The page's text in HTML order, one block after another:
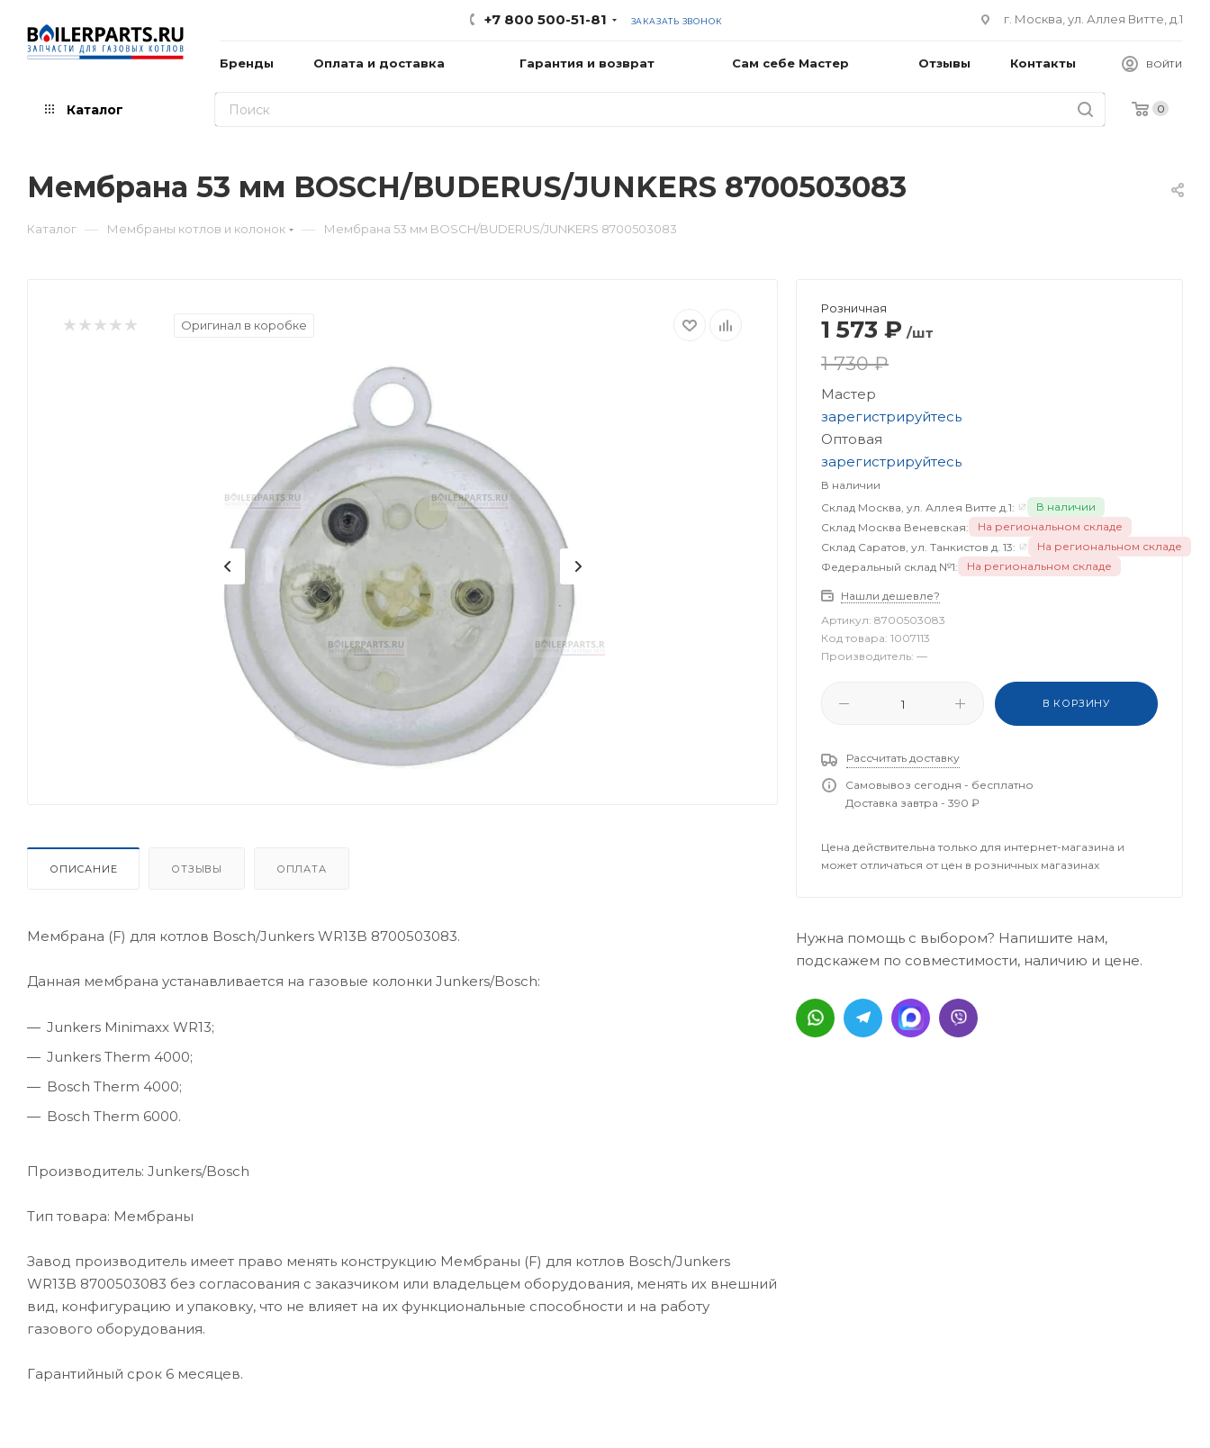
+7 800 500-51-81 ЗАКАЗАТЬ ЗВОНОК г. Москва, ул. Аллея Витте, д.1
Бренды Оплата и доставка Гарантия и возврат Сам себе Мастер Отзывы Контакты ВОЙТИ
Каталог 0
Мембрана 53 мм BOSCH/BUDERUS/JUNKERS 8700503083
Каталог — Мембраны котлов и колонок — Мембрана 53 мм BOSCH/BUDERUS/JUNKERS 8700503083
Оригинал в коробке
ОПИСАНИЕ ОТЗЫВЫ ОПЛАТА
Мембрана (F) для котлов Bosch/Junkers WR13B 8700503083.
Данная мембрана устанавливается на газовые колонки Junkers/Bosch:
Junkers Minimaxx WR13;
Junkers Therm 4000;
Bosch Therm 4000;
Bosch Therm 6000.
Производитель: Junkers/Bosch
Тип товара: Мембраны
Завод производитель имеет право менять конструкцию Мембраны (F) для котлов Bosch/Junkers
WR13B 8700503083 без согласования с заказчиком или владельцем оборудования, менять их внешний
вид, конфигурацию и упаковку, что не влияет на их функциональные способности и на работу
газового оборудования.
Гарантийный срок 6 месяцев.
Розничная
1 573 ₽ /шт
1 730 ₽
Мастер
зарегистрируйтесь
Оптовая
зарегистрируйтесь
В наличии
Склад Москва, ул. Аллея Витте д.1:
В наличии
Склад Москва Веневская:
На региональном складе
Склад Саратов, ул. Танкистов д. 13:
На региональном складе
Федеральный склад №1:
На региональном складе
Нашли дешевле?
Артикул: 8700503083
Код товара: 1007113
Производитель: —
В КОРЗИНУ
Рассчитать доставку
Самовывоз сегодня - бесплатно
Доставка завтра - 390 ₽
Цена действительна только для интернет-магазина и
может отличаться от цен в розничных магазинах
Нужна помощь с выбором? Напишите нам,
подскажем по совместимости, наличию и цене.